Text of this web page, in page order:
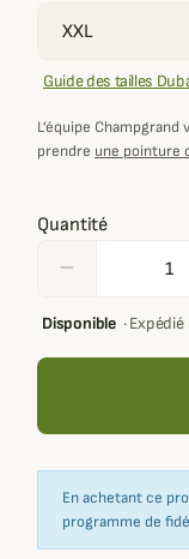
Guide des tailles
L’équipe Champgrand
prendre une pointure
Quantité
remove
Disponible·
En achetant ce
programme de